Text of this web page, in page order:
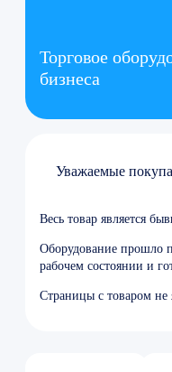
Торговое
бизнеса
Уважаемые
Весь товар является
Оборудование прошло
рабочем состоянии и
Страницы с товаром не